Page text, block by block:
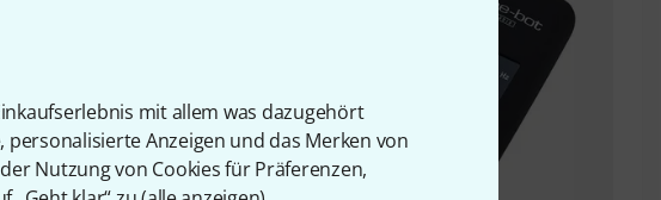
mit allem was dazugehört
Anzeigen und das Merken von
Nutzung von Cookies für Präferenzen,